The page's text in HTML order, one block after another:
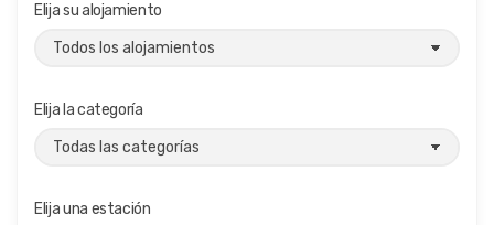
Elija su alojamiento
Elija la categoría
Elija una estación